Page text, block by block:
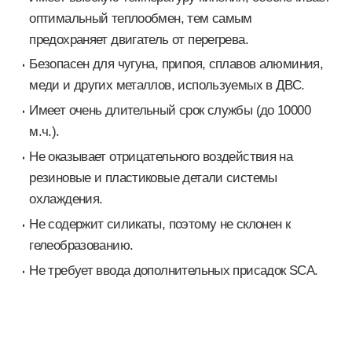
оптимальный теплообмен, тем самым
предохраняет двигатель от перегрева.
Безопасен для чугуна, припоя, сплавов алюминия,
меди и других металлов, используемых в ДВС.
Имеет очень длительный срок службы (до 10000
м.ч.).
Не оказывает отрицательного воздействия на
резиновые и пластиковые детали системы
охлаждения.
Не содержит силикаты, поэтому не склонен к
гелеобразованию.
Не требует ввода дополнительных присадок SCA.